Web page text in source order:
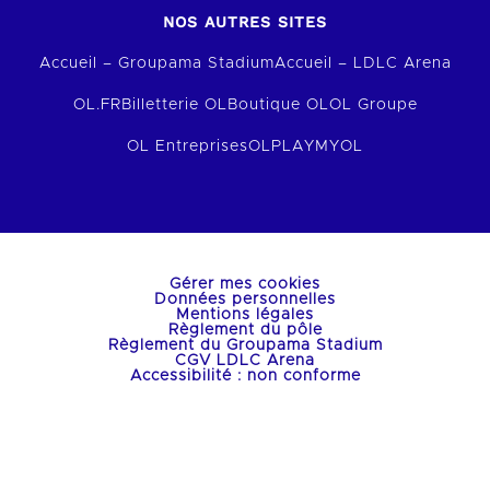
NOS AUTRES SITES
Accueil – Groupama StadiumAccueil – LDLC Arena
OL.FR Billetterie OL Boutique OLOL Groupe
OL EntreprisesOLPLAY MYOL
Gérer mes cookies
Données personnelles
Mentions légales
Règlement du pôle
Règlement du Groupama Stadium
CGV LDLC Arena
Accessibilité : non conforme